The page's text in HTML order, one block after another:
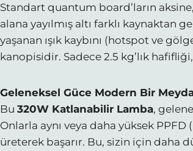
Standart quantum board’ların
alana yayılmış altı farklı kaynaktan
yaşanan ışık kaybını (hotspot ve
kanopisidir. Sadece 2.5 kg’lık
Geleneksel Güce Modern Bir
Bu 320W Katlanabilir Lamba,
Onlarla aynı veya daha yüksek
üreterek başarır. Bu, sizin için daha